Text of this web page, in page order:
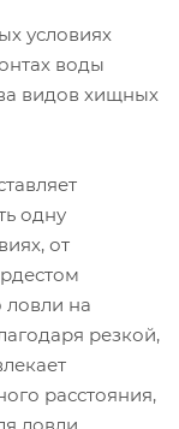
условиях
воды
видов хищных
одну
от
на
резкой,
расстояния,